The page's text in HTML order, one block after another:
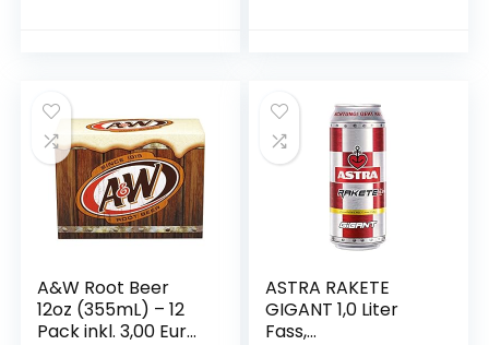
A&W Root Beer
12oz (355mL) – 12
Pack inkl. 3,00 Euro
ASTRA RAKETE
GIGANT 1,0 Liter
Fass,